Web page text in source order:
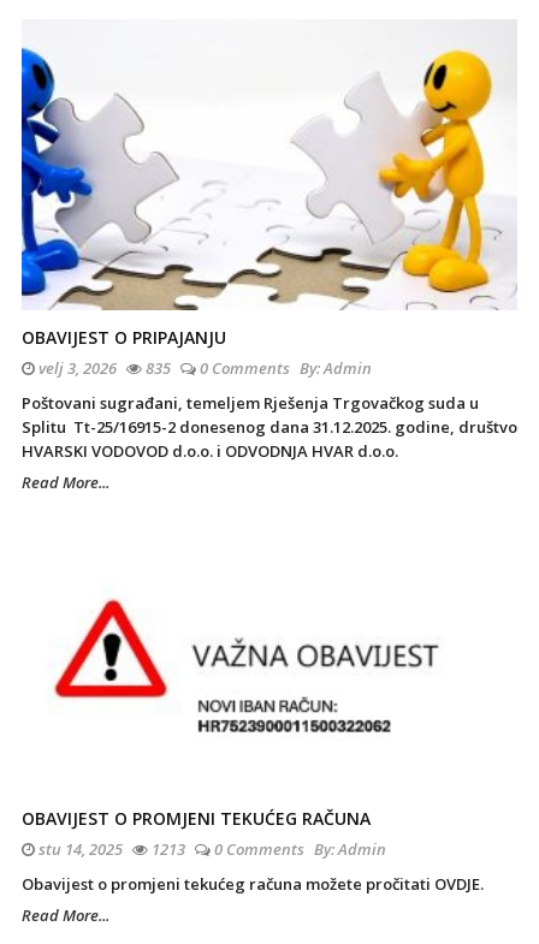
OBAVIJEST O PRIPAJANJU
velj 3, 2026 835 0 Comments By:Admin
Poštovani sugrađani, temeljem Rješenja Trgovačkog suda u
Splitu Tt-25/16915-2 donesenog dana 31.12.2025. godine, društvo
HVARSKI VODOVOD d.o.o. i ODVODNJA HVAR d.o.o.
Read More...
OBAVIJEST O PROMJENI TEKUĆEG RAČUNA
stu 14, 2025 1213 0 Comments By:Admin
Obavijest o promjeni tekućeg računa možete pročitati OVDJE.
Read More...